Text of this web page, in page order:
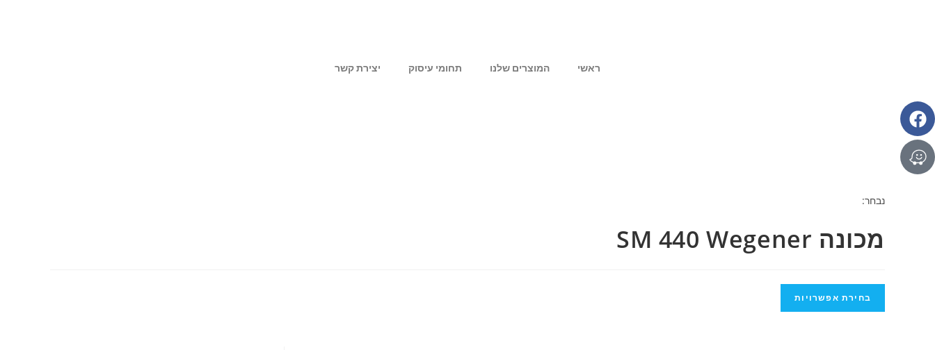
ראשי המוצרים שלנו תחומי עיסוק יצירת קשר
נבחר:
מכונה SM 440 Wegener
בחירת אפשרויות